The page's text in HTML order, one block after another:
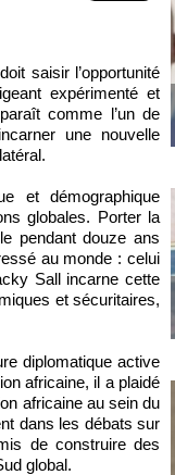
saisir l’opportunité
expérimenté et
comme l’un de
une nouvelle
et démographique
globales. Porter la
pendant douze ans
au monde : celui
Sall incarne cette
et sécuritaires,
diplomatique active
africaine, il a plaidé
africaine au sein du
dans les débats sur
de construire des
global.